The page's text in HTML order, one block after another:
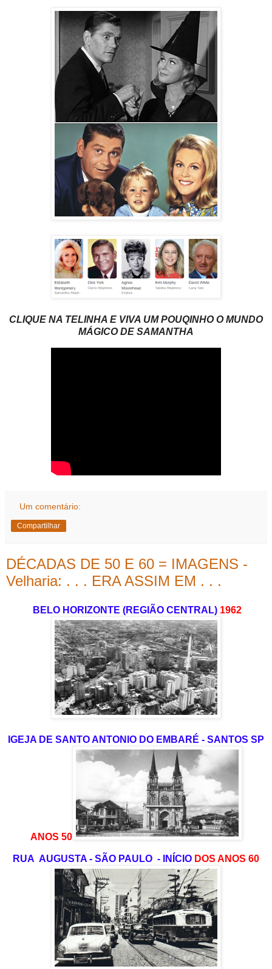
CLIQUE NA TELINHA E VIVA UM POUQINHO O MUNDO
MÁGICO DE SAMANTHA
Um comentário:
Compartilhar
DÉCADAS DE 50 E 60 = IMAGENS -
Velharia: . . . ERA ASSIM EM . . .
BELO HORIZONTE (REGIÃO CENTRAL) 1962
IGEJA DE SANTO ANTONIO DO EMBARÉ - SANTOS SP
ANOS 50
RUA AUGUSTA - SÃO PAULO - INÍCIO DOS ANOS 60